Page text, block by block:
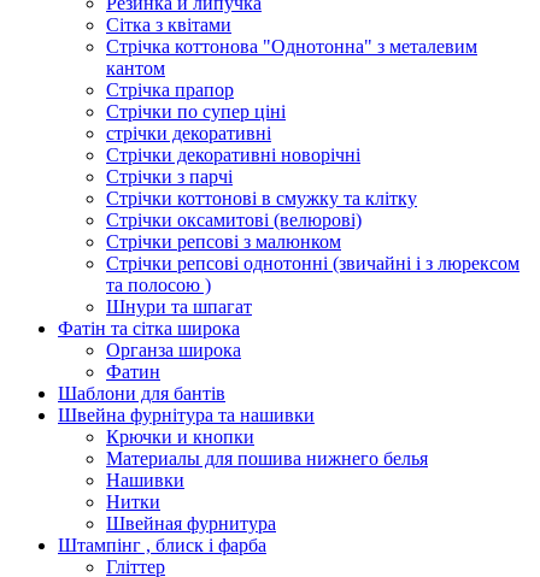
Сітка з квітами
Стрічка коттонова "Однотонна" з металевим
кантом
Стрічка прапор
Стрічки по супер ціні
стрічки декоративні
Стрічки декоративні новорічні
Стрічки з парчі
Стрічки коттонові в смужку та клітку
Стрічки оксамитові (велюрові)
Стрічки репсові з малюнком
Стрічки репсові однотонні (звичайні і з люрексом
та полосою )
Шнури та шпагат
Фатін та сітка широка
Органза широка
Фатин
Шаблони для бантів
Швейна фурнітура та нашивки
Крючки и кнопки
Материалы для пошива нижнего белья
Нашивки
Нитки
Швейная фурнитура
Штампінг , блиск і фарба
Гліттер